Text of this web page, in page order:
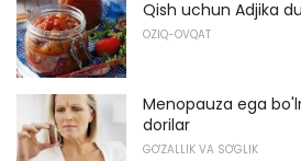
Qish uchun Adjika
OZIQ-OVQAT
Menopauza ega
dorilar
GO'ZALLIK VA SO'GLIK